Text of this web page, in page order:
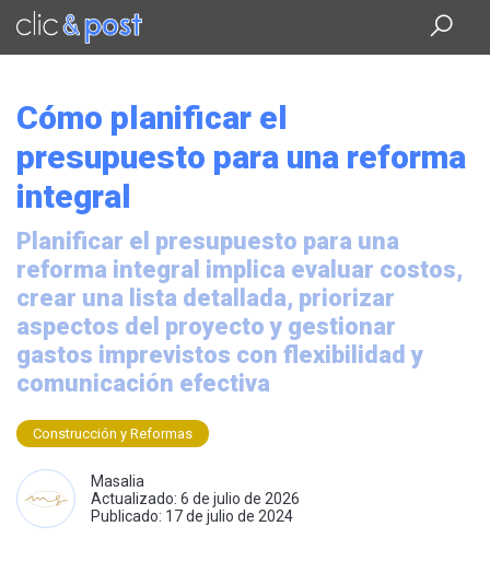
Saltar
contenido
Cómo planificar el
presupuesto para una reforma
integral
Planificar el presupuesto para una
reforma integral implica evaluar costos,
crear una lista detallada, priorizar
aspectos del proyecto y gestionar
gastos imprevistos con flexibilidad y
comunicación efectiva
Construcción y Reformas
Masalia
Actualizado: 6 de julio de 2026
Publicado: 17 de julio de 2024